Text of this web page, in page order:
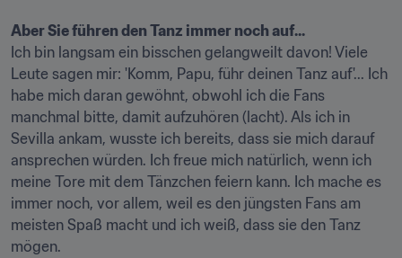
Aber Sie führen den Tanz immer noch auf...
Ich bin langsam ein bisschen gelangweilt davon! Viele
Leute sagen mir: 'Komm, Papu, führ deinen Tanz auf'... Ich
habe mich daran gewöhnt, obwohl ich die Fans
manchmal bitte, damit aufzuhören (lacht). Als ich in
Sevilla ankam, wusste ich bereits, dass sie mich darauf
ansprechen würden. Ich freue mich natürlich, wenn ich
meine Tore mit dem Tänzchen feiern kann. Ich mache es
immer noch, vor allem, weil es den jüngsten Fans am
meisten Spaß macht und ich weiß, dass sie den Tanz